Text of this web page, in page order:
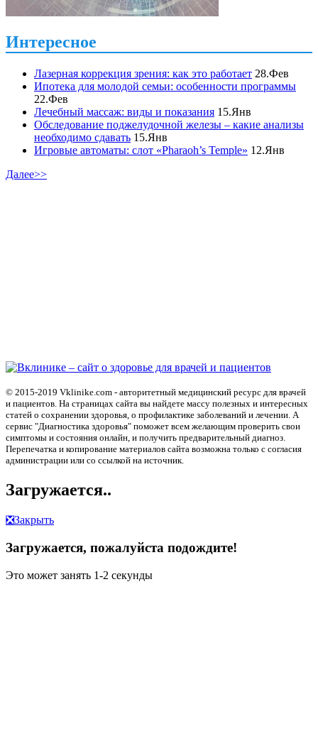
Интересное
Лазерная коррекция зрения: как это работает 28.Фев
Ипотека для молодой семьи: особенности программы
22.Фев
Лечебный массаж: виды и показания 15.Янв
Обследование поджелудочной железы – какие анализы
необходимо сдавать 15.Янв
Игровые автоматы: слот «Pharaoh’s Temple» 12.Янв
Далее>>
© 2015-2019 Vklinike.com - авторитетный медицинский ресурс для врачей
и пациентов. На страницах сайта вы найдете массу полезных и интересных
статей о сохранении здоровья, о профилактике заболеваний и лечении. А
сервис "Диагностика здоровья" поможет всем желающим проверить свои
симптомы и состояния онлайн, и получить предварительный диагноз.
Перепечатка и копирование материалов сайта возможна только с согласия
администрации или со ссылкой на источник.
Загружается..
❎Закрыть
Загружается, пожалуйста подождите!
Это может занять 1-2 секунды